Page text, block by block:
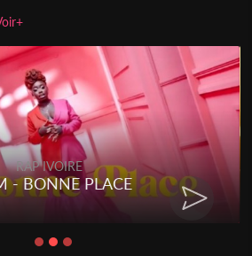
RAP IVOIRE
- BONNE PLACE